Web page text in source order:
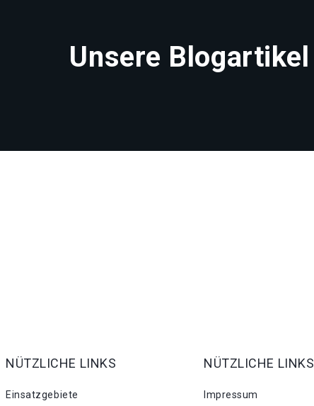
Unsere Blogartikel
NÜTZLICHE LINKS
Einsatzgebiete
NÜTZLICHE LINKS
Impressum